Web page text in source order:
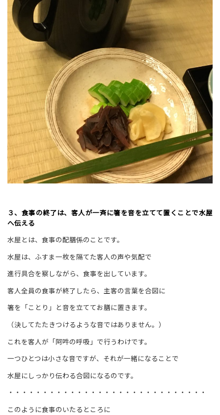
３、食事の終了は、客人が一斉に箸を音を立てて置くことで水屋
へ伝える
水屋とは、食事の配膳係のことです。
水屋は、ふすま一枚を隔てた客人の声や気配で
進行具合を察しながら、食事を出しています。
客人全員の食事が終了したら、主客の言葉を合図に
箸を「ことり」と音を立ててお膳に置きます。
（決してたたきつけるような音ではありません。）
これを客人が「阿吽の呼吸」で行うわけです。
一つひとつは小さな音ですが、それが一緒になることで
水屋にしっかり伝わる合図になるのです。
・・・・・・・・・・・・・・・・・・・・・・・・・・・・・
このように食事のいたるところに